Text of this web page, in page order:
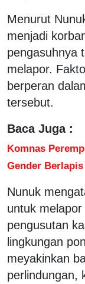
Menurut
menjadi
pengasuhnya
melapor.
berperan
tersebut.
Baca Juga :
Komnas
Gender
Nunuk
untuk
pengusutan
lingkungan
meyakinkan
perlindungan,